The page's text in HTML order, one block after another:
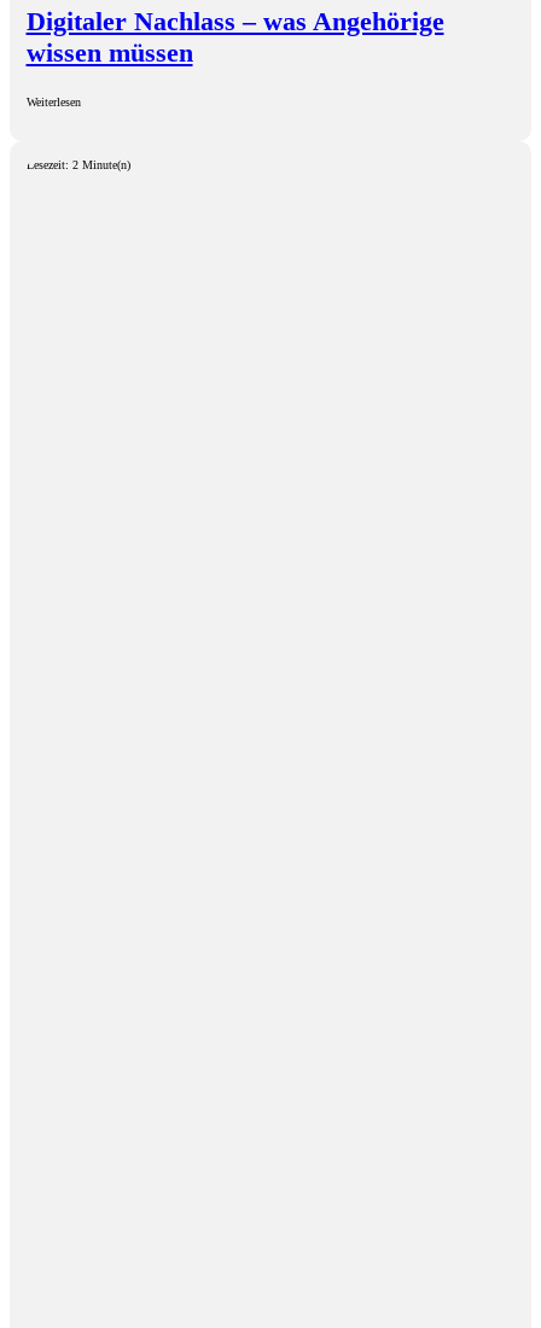
Digitaler Nachlass – was Angehörige
wissen müssen
Weiterlesen
Lesezeit: 2 Minute(n)